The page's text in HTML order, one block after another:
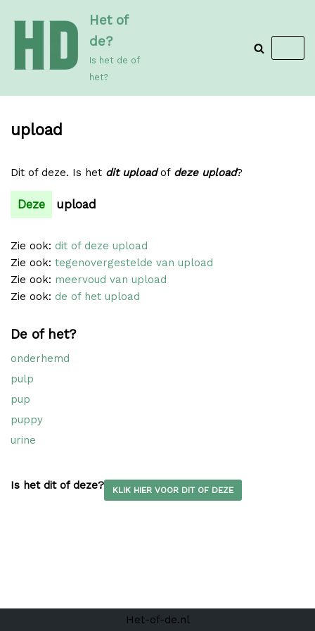
de
inhoud
Het of
de?
Is het de of
het?
upload
Dit of deze. Is het dit uploadof deze upload?
Deze upload
Zie ook: dit of deze upload
Zie ook: tegenovergestelde van upload
Zie ook: meervoud van upload
Zie ook: de of het upload
De of het?
onderhemd
pulp
pup
puppy
urine
Is het dit of deze? KLIK HIER VOOR DIT OF DEZE
Het-of-de.nl